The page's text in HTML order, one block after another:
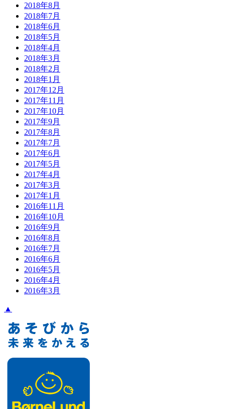
2018年8月
2018年7月
2018年6月
2018年5月
2018年4月
2018年3月
2018年2月
2018年1月
2017年12月
2017年11月
2017年10月
2017年9月
2017年8月
2017年7月
2017年6月
2017年5月
2017年4月
2017年3月
2017年1月
2016年11月
2016年10月
2016年9月
2016年8月
2016年7月
2016年6月
2016年5月
2016年4月
2016年3月
▲